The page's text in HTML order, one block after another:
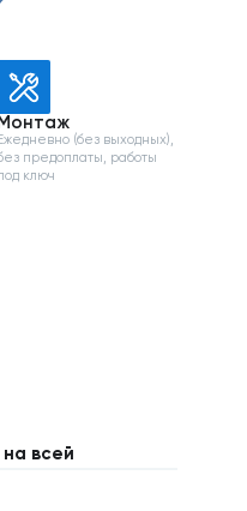
Монтаж
(без выходных),
предоплаты, работы
ключ
всей